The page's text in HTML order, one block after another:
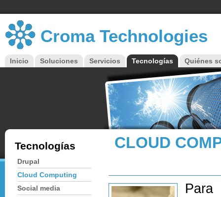
Croma Technologies
CLOUD
Para
Menú principal
Inicio Soluciones Servicios Tecnologías Quiénes
Tecnologías
Drupal
Cloud Computing
Social media